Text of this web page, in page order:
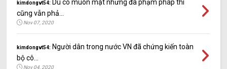
kimdongvt54: Dù có muôn mặt nhưng đã phạm pháp thì
cũng vẫn phả...
Nov 07, 2020
kimdongvt54: Người dân trong nước VN đã chứng kiến toàn
bộ cô...
Nov 04, 2020